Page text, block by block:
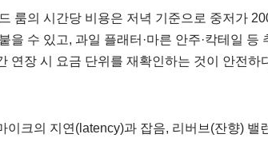
룸의 시간당 비용은 저녁 기준으로 중저가
을 수 있고, 과일 플래터·마른 안주·칵테일
연장 시 요금 단위를 재확인하는 것이 안전
크의 지연(latency)과 잡음, 리버브(잔향)